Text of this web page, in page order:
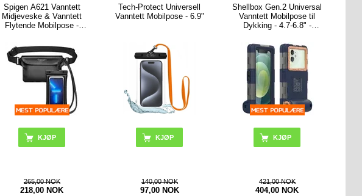
Spigen A621 Vanntett
Midjeveske & Vanntett
Flytende Mobilpose -
265,00 NOK
218,00 NOK
Tech-Protect Universell
Vanntett Mobilpose - 6.9"
KJØP
140,00 NOK
97,00 NOK
Shellbox Gen.2 Universal
Vanntett Mobilpose til
Dykking - 4.7-6.8" -
421,00 NOK
404,00 NOK